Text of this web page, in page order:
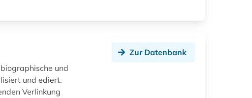
und
und ediert.
Verlinkung
Zur Datenbank